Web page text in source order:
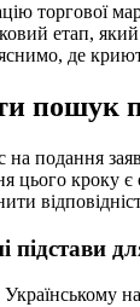
торгової
етап,
де
пошук
подання
цього кроку
підстави